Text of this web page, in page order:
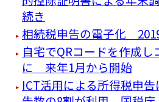
続き
相続税申告の電子化
自宅でQRコードを作成
に 来年1月から開始
ICT活用による所得税申